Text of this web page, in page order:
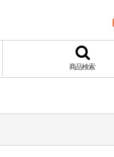
商品検索